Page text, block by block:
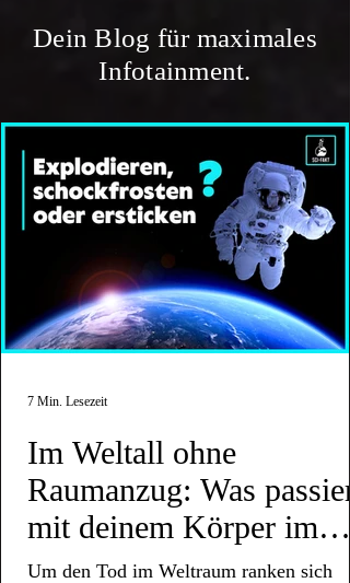
Dein Blog für maximales
Infotainment.
Im Weltall ohne
Raumanzug: Was passiert
mit deinem Körper im
Vakuum?
Um den Tod im Weltraum ranken sich
7 Min. Lesezeit